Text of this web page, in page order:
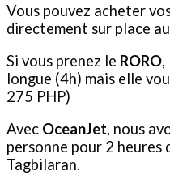
Vous pouvez acheter
directement sur place
Si vous prenez le RORO,
longue (4h) mais elle
275 PHP)
Avec OceanJet, nous
personne pour 2
Tagbilaran.